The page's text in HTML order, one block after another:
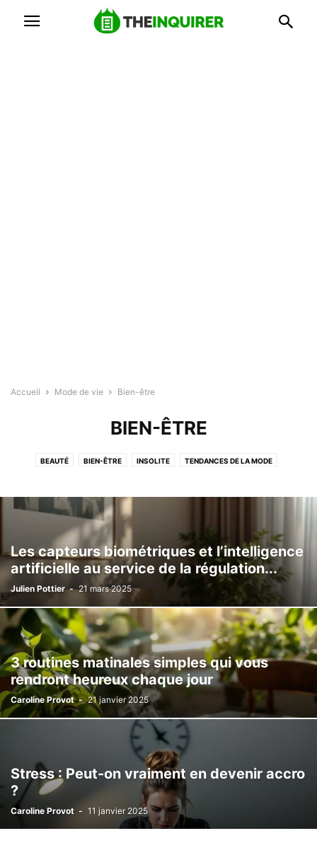
Accueil Mode de vie Bien-être
BIEN-ÊTRE
BEAUTÉ BIEN-ÊTRE INSOLITE TENDANCES DE LA MODE
Les capteurs biométriques et l’intelligence
artificielle au service de la régulation...
Julien Pottier - 21 mars 2025
3 routines matinales simples qui vous
rendront heureux chaque jour
Caroline Provot - 21 janvier 2025
Stress : Peut-on vraiment en devenir accro
?
Caroline Provot - 11 janvier 2025